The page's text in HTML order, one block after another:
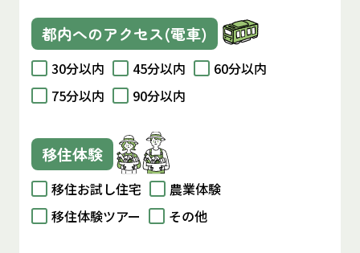
都内へのアクセス(電車)
30分以内 45分以内
60分以内
75分以内
90分以内
移住体験
移住お試し住宅
農業体験
移住体験ツアー
その他